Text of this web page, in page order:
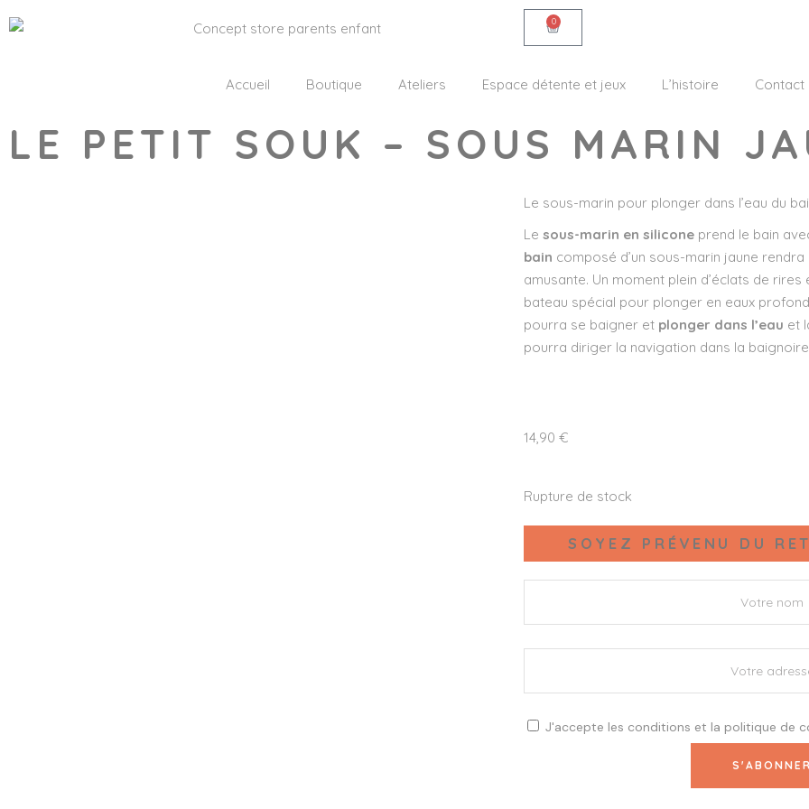
0
Accueil Boutique Ateliers Espace détente et jeux L’histoire Contact
LE PETIT SOUK – SOUS MARIN
Le sous-marin pour plonger dans l’eau du
Le sous-marin en silicone prend le bain
bain composé d’un sous-marin jaune rendra
amusante. Un moment plein d’éclats de
bateau spécial pour plonger en eaux
pourra se baigner et plonger dans l’eau et
pourra diriger la navigation dans la
14,90 €
Rupture de stock
SOYEZ PRÉVENU DU
J'accepte les conditions et la politique de